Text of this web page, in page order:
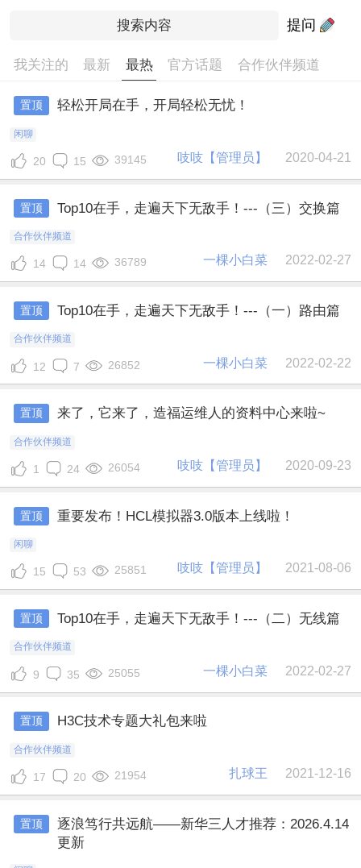
提问
我关注的 最新 最热 官方话题 合作伙伴频道
置顶 轻松开局在手，开局轻松无忧！
闲聊
20 15 39145 吱吱【管理员】 2020-04-21
置顶 Top10在手，走遍天下无敌手！---（三）交换篇
合作伙伴频道
14 14 36789 一棵小白菜 2022-02-27
置顶 Top10在手，走遍天下无敌手！---（一）路由篇
合作伙伴频道
12 7 26852 一棵小白菜 2022-02-22
置顶 来了，它来了，造福运维人的资料中心来啦~
合作伙伴频道
1 24 26054 吱吱【管理员】 2020-09-23
置顶 重要发布！HCL模拟器3.0版本上线啦！
闲聊
15 53 25851 吱吱【管理员】 2021-08-06
置顶 Top10在手，走遍天下无敌手！---（二）无线篇
合作伙伴频道
9 35 25055 一棵小白菜 2022-02-27
置顶 H3C技术专题大礼包来啦
合作伙伴频道
17 20 21954 扎球王 2021-12-16
置顶
逐浪笃行共远航——新华三人才推荐：2026.4.14
更新